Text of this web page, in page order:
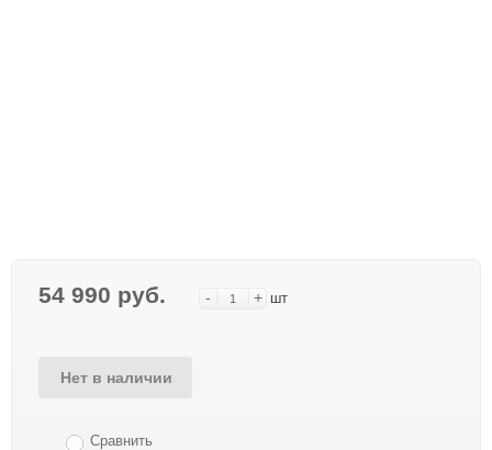
54 990 руб. - + шт
Нет в наличии
Сравнить